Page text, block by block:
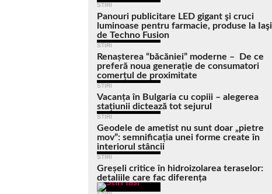
STIRI
Panouri publicitare LED gigant şi cruci
luminoase pentru farmacie, produse la Iaşi
de Techno Fusion
STIRI
Renașterea “băcăniei” moderne – De ce
preferă noua generație de consumatori
comerțul de proximitate
STIRI
Vacanța în Bulgaria cu copiii – alegerea
stațiunii dictează tot sejurul
STIRI
Geodele de ametist nu sunt doar „pietre
mov”: semnificația unei forme create în
interiorul stâncii
STIRI
Greșeli critice în hidroizolarea teraselor:
detaliile care fac diferența